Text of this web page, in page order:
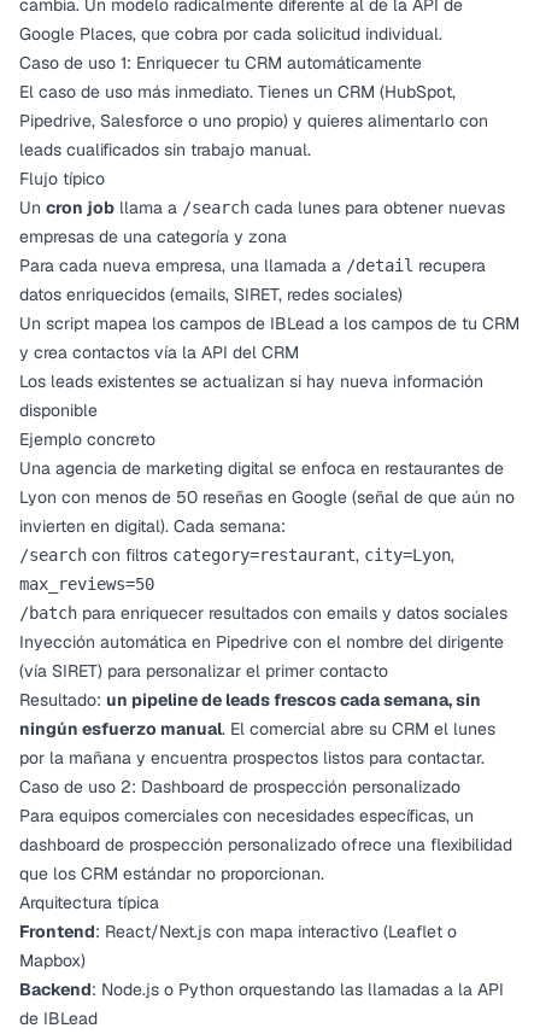
cambia. Un modelo radicalmente diferente al de la API de
Google Places, que cobra por cada solicitud individual.
Caso de uso 1: Enriquecer tu CRM automáticamente
El caso de uso más inmediato. Tienes un CRM (HubSpot,
Pipedrive, Salesforce o uno propio) y quieres alimentarlo con
leads cualificados sin trabajo manual.
Flujo típico
Un cron job llama a /search cada lunes para obtener nuevas
empresas de una categoría y zona
Para cada nueva empresa, una llamada a /detail recupera
datos enriquecidos (emails, SIRET, redes sociales)
Un script mapea los campos de IBLead a los campos de tu CRM
y crea contactos vía la API del CRM
Los leads existentes se actualizan si hay nueva información
disponible
Ejemplo concreto
Una agencia de marketing digital se enfoca en restaurantes de
Lyon con menos de 50 reseñas en Google (señal de que aún no
invierten en digital). Cada semana:
/search con filtros category=restaurant, city=Lyon,
max_reviews=50
/batch para enriquecer resultados con emails y datos sociales
Inyección automática en Pipedrive con el nombre del dirigente
(vía SIRET) para personalizar el primer contacto
Resultado: un pipeline de leads frescos cada semana, sin
ningún esfuerzo manual. El comercial abre su CRM el lunes
por la mañana y encuentra prospectos listos para contactar.
Caso de uso 2: Dashboard de prospección personalizado
Para equipos comerciales con necesidades específicas, un
dashboard de prospección personalizado ofrece una flexibilidad
que los CRM estándar no proporcionan.
Arquitectura típica
Frontend: React/Next.js con mapa interactivo (Leaflet o
Mapbox)
Backend: Node.js o Python orquestando las llamadas a la API
de IBLead